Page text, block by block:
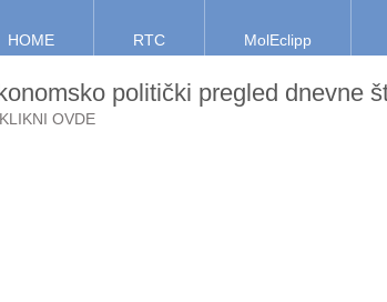
HOME RTC MolEclipp
politički pregled dnevne
KLIKNI OVDE